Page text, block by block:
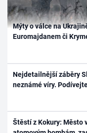
Mýty o válce na
Euromajdanem či
Nejdetailnější záběry
neznámé víry.
Štěstí z Kokury: Město